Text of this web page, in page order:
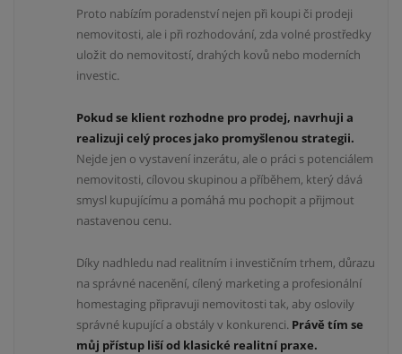
Proto nabízím poradenství nejen při koupi či prodeji
nemovitosti, ale i při rozhodování, zda volné prostředky
uložit do nemovitostí, drahých kovů nebo moderních
investic.
Pokud se klient rozhodne pro prodej, navrhuji a
realizuji celý proces jako promyšlenou strategii.
Nejde jen o vystavení inzerátu, ale o práci s potenciálem
nemovitosti, cílovou skupinou a příběhem, který dává
smysl kupujícímu a pomáhá mu pochopit a přijmout
nastavenou cenu.
Díky nadhledu nad realitním i investičním trhem, důrazu
na správné nacenění, cílený marketing a profesionální
homestaging připravuji nemovitosti tak, aby oslovily
správné kupující a obstály v konkurenci. Právě tím se
můj přístup liší od klasické realitní praxe.